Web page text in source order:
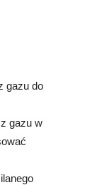
gazu do
gazu w